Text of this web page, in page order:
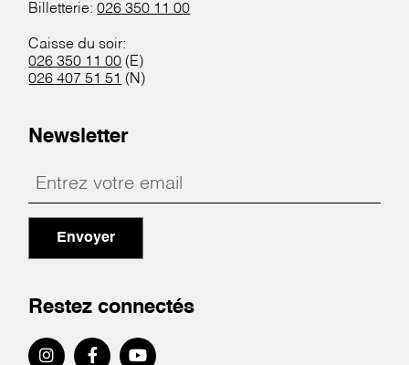
Billetterie:026 350 11 00
Caisse du soir:
026 350 11 00 (E)
026 407 51 51 (N)
Newsletter
Envoyer
Restez connectés